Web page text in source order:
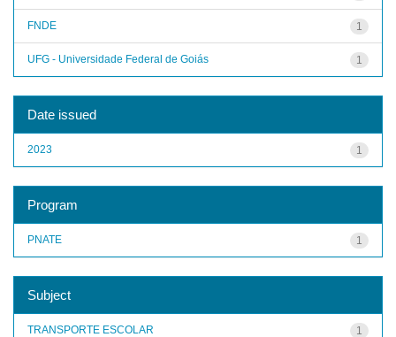
1
FNDE
1
UFG - Universidade Federal de Goiás
Date issued
1
2023
Program
1
PNATE
Subject
1
TRANSPORTE ESCOLAR